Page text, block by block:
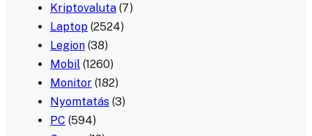
Kriptovaluta (7)
Laptop (2524)
Legion (38)
Mobil (1260)
Monitor (182)
Nyomtatás (3)
PC (594)